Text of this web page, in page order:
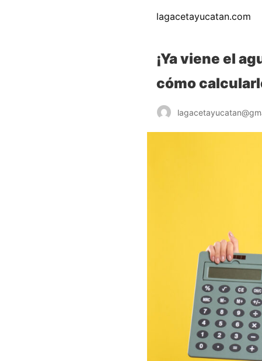
lagacetayucatan.com
¡Ya viene el
cómo